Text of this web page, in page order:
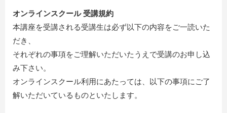
オンラインスクール 受講規約
本講座を受講される受講生は必ず以下の内容をご一読いた
だき、
それぞれの事項をご理解いただいたうえで受講のお申し込
み下さい。
オンラインスクール利用にあたっては、以下の事項にご了
解いただいているものといたします。